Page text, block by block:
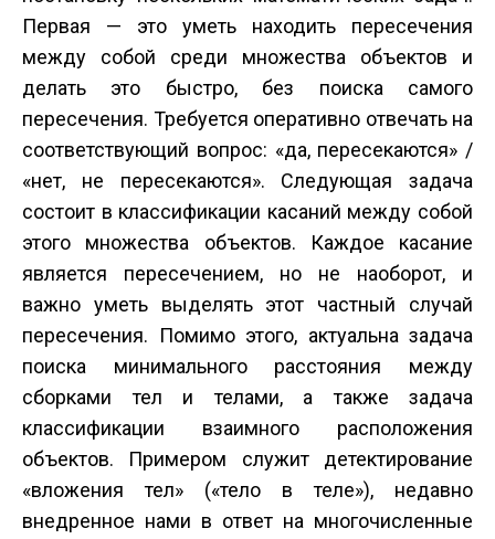
Первая — это уметь находить пересечения
между собой среди множества объектов и
делать это быстро, без поиска самого
пересечения. Требуется оперативно отвечать на
соответствующий вопрос: «да, пересекаются» /
«нет, не пересекаются». Следующая задача
состоит в классификации касаний между собой
этого множества объектов. Каждое касание
является пересечением, но не наоборот, и
важно уметь выделять этот частный случай
пересечения. Помимо этого, актуальна задача
поиска минимального расстояния между
сборками тел и телами, а также задача
классификации взаимного расположения
объектов. Примером служит детектирование
«вложения тел» («тело в теле»), недавно
внедренное нами в ответ на многочисленные